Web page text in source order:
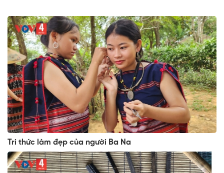
Tri thức làm đẹp của người Ba Na